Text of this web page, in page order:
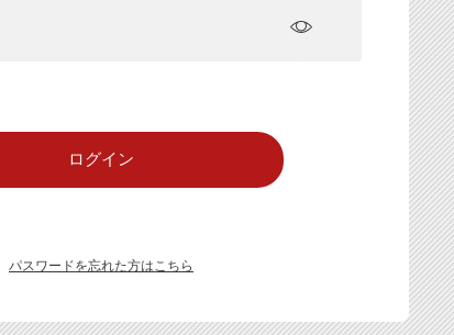
パスワードを忘れた方はこちら